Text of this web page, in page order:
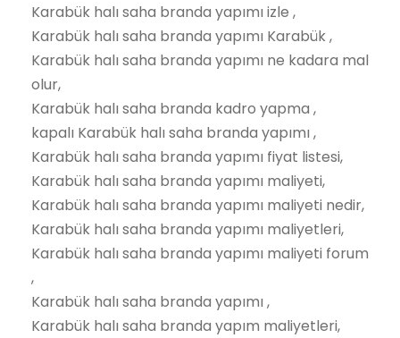
Karabük halı saha branda yapımı izle ,
Karabük halı saha branda yapımı Karabük ,
Karabük halı saha branda yapımı ne kadara mal
olur,
Karabük halı saha branda kadro yapma ,
kapalı Karabük halı saha branda yapımı ,
Karabük halı saha branda yapımı fiyat listesi,
Karabük halı saha branda yapımı maliyeti,
Karabük halı saha branda yapımı maliyeti nedir,
Karabük halı saha branda yapımı maliyetleri,
Karabük halı saha branda yapımı maliyeti forum
,
Karabük halı saha branda yapımı ,
Karabük halı saha branda yapım maliyetleri,